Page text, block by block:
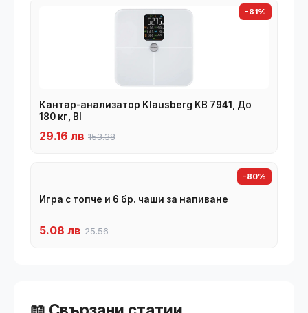
-81%
Кантар-анализатор Klausberg KB 7941, До
180 кг, BI
29.16 лв 153.38
-80%
Игра с топче и 6 бр. чаши за напиване
5.08 лв 25.56